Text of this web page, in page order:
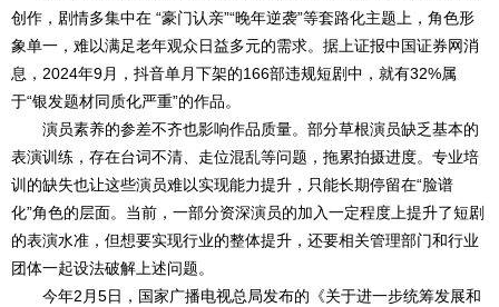
创作，剧情多集中在 “豪门认亲”“晚年逆袭”等套路化主题上，角色形
象单一，难以满足老年观众日益多元的需求。据上证报中国证券网消
息，2024年9月，抖音单月下架的166部违规短剧中，就有32%属
于“银发题材同质化严重”的作品。
演员素养的参差不齐也影响作品质量。部分草根演员缺乏基本的
表演训练，存在台词不清、走位混乱等问题，拖累拍摄进度。专业培
训的缺失也让这些演员难以实现能力提升，只能长期停留在“脸谱
化”角色的层面。当前，一部分资深演员的加入一定程度上提升了短剧
的表演水准，但想要实现行业的整体提升，还要相关管理部门和行业
团体一起设法破解上述问题。
今年2月5日，国家广播电视总局发布的《关于进一步统筹发展和